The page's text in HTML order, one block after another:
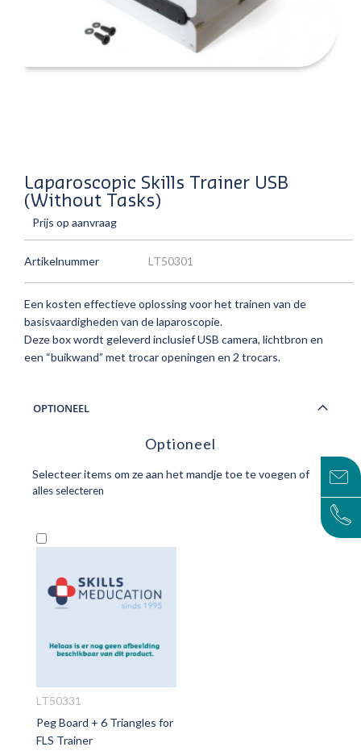
Laparoscopic Skills Trainer USB
(Without Tasks)
Prijs op aanvraag
Artikelnummer LT50301
Een kosten effectieve oplossing voor het trainen van de
basisvaardigheden van de laparoscopie.
Deze box wordt geleverd inclusief USB camera, lichtbron en
een “buikwand” met trocar openingen en 2 trocars.
OPTIONEEL
Optioneel
Selecteer items om ze aan het mandje toe te voegen of
alles selecteren
VOEG
TOE
LT50331
Peg Board + 6 Triangles for
FLS Trainer